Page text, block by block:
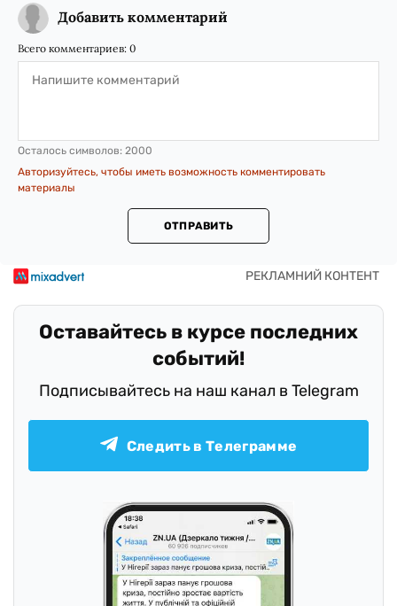
Добавить комментарий
Всего комментариев: 0
Осталось символов: 2000
Авторизуйтесь, чтобы иметь возможность комментировать
материалы
ОТПРАВИТЬ
Оставайтесь в курсе последних
событий!
Подписывайтесь на наш канал в Telegram
Следить в Телеграмме